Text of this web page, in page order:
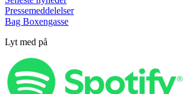
Pressemeddelelser
Bag Boxengasse
Lyt med på